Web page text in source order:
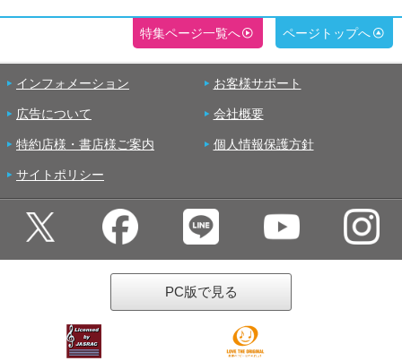
特集ページ一覧へ ページトップへ
インフォメーション お客様サポート
広告について 会社概要
特約店様・書店様ご案内 個人情報保護方針
サイトポリシー
PC版で見る